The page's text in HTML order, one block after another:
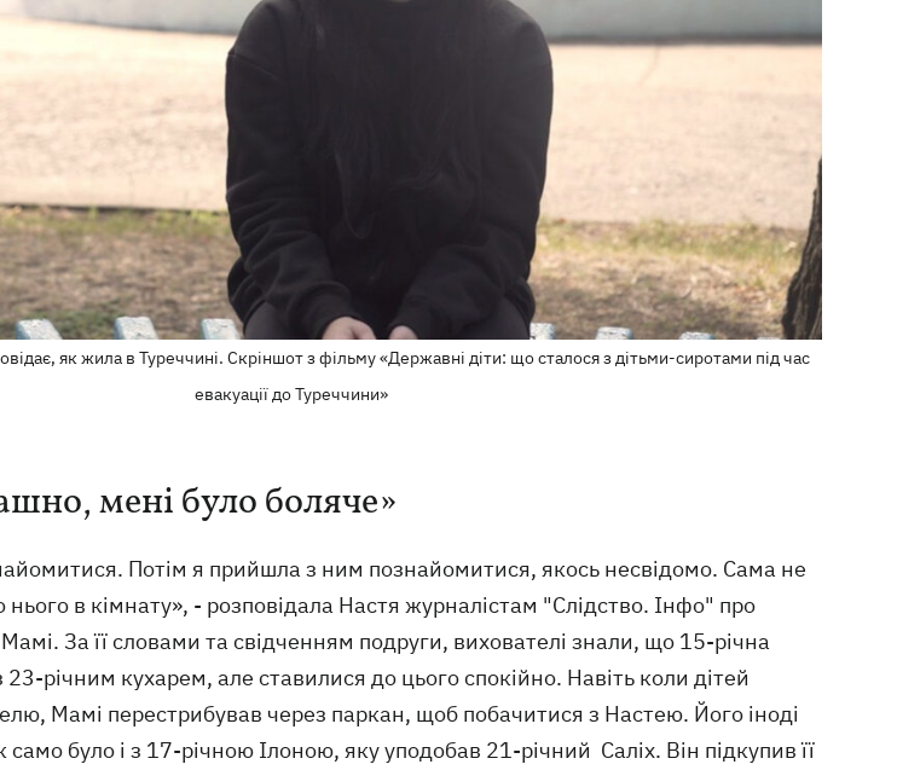
як жила в Туреччині. Скріншот з фільму «Державні діти: що сталося з дітьми-сиротами під час
евакуації до Туреччини»
мені було боляче»
Потім я прийшла з ним познайомитися, якось несвідомо. Сама не
в кімнату», - розповідала Настя журналістам "Слідство. Інфо" про
За її словами та свідченням подруги, вихователі знали, що 15-річна
23-річним кухарем, але ставилися до цього спокійно. Навіть коли дітей
Мамі перестрибував через паркан, щоб побачитися з Настею. Його іноді
само було і з 17-річною Ілоною, яку уподобав 21-річний Саліх. Він підкупив її